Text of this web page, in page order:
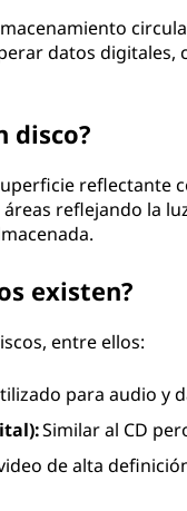
datos
disco?
reflectante
reflejando la
existen?
entre ellos:
para audio y
Similar al CD
de alta